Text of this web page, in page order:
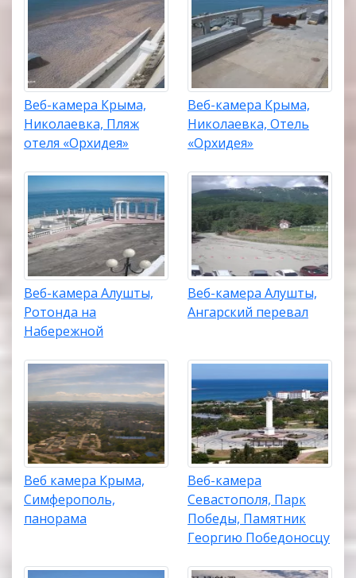
Веб-камера Крыма,
Николаевка, Пляж
отеля «Орхидея»
Веб-камера Крыма,
Николаевка, Отель
«Орхидея»
Веб-камера Алушты,
Ротонда на
Набережной
Веб-камера Алушты,
Ангарский перевал
Веб камера Крыма,
Симферополь,
панорама
Веб-камера
Севастополя, Парк
Победы, Памятник
Георгию Победоносцу